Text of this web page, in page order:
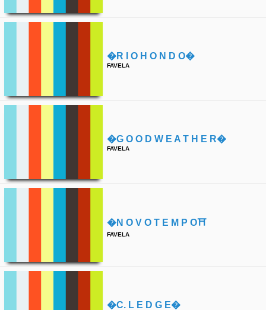
�r I O H O N D O�
FAVELA
�g O O D W E A T H E R�
FAVELA
�n O V O T E M P O⛩
FAVELA
�c. L E D G E�